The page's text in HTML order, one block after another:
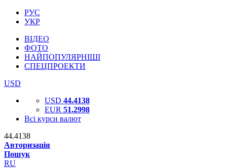
РУС
УКР
ВІДЕО
ФОТО
НАЙПОПУЛЯРНІШІ
СПЕЦПРОЕКТИ
USD
USD 44.4138
EUR 51.2998
Всі курси валют
44.4138
Авторизація
Пошук
RU